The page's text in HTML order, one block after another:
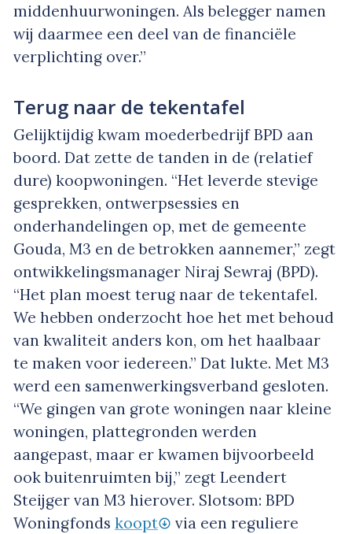
middenhuurwoningen. Als belegger namen
wij daarmee een deel van de financiële
verplichting over.”
Terug naar de tekentafel
Gelijktijdig kwam moederbedrijf BPD aan
boord. Dat zette de tanden in de (relatief
dure) koopwoningen. “Het leverde stevige
gesprekken, ontwerpsessies en
onderhandelingen op, met de gemeente
Gouda, M3 en de betrokken aannemer,” zegt
ontwikkelingsmanager Niraj Sewraj (BPD).
“Het plan moest terug naar de tekentafel.
We hebben onderzocht hoe het met behoud
van kwaliteit anders kon, om het haalbaar
te maken voor iedereen.” Dat lukte. Met M3
werd een samenwerkingsverband gesloten.
“We gingen van grote woningen naar kleine
woningen, plattegronden werden
aangepast, maar er kwamen bijvoorbeeld
ook buitenruimten bij,” zegt Leendert
Steijger van M3 hierover. Slotsom: BPD
Woningfonds koopt
via een reguliere